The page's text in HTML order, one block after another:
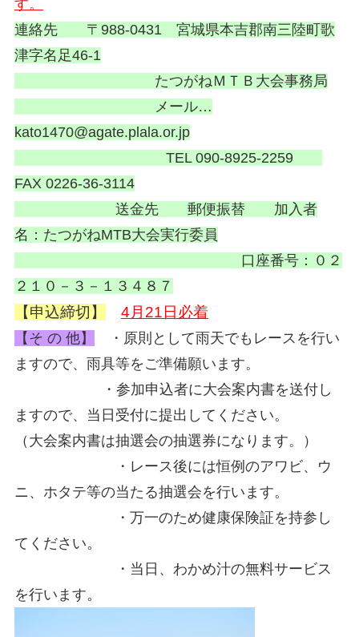
す。
連絡先 〒988-0431 宮城県本吉郡南三陸町歌
津字名足46-1
たつがねＭＴＢ大会事務局
メール…
kato1470@agate.plala.or.jp
TEL 090-8925-2259
FAX 0226-36-3114
送金先 郵便振替 加入者
名：たつがねMTB大会実行委員
口座番号：０２
２１０－３－１３４８７
【申込締切】 4月21日必着
【そ の 他】
・原則として雨天でもレースを行い
ますので、雨具等をご準備願います。
・参加申込者に大会案内書を送付し
ますので、当日受付に提出してください。
（大会案内書は抽選会の抽選券になります。）
・レース後には恒例のアワビ、ウ
ニ、ホタテ等の当たる抽選会を行います。
・万一のため健康保険証を持参し
てください。
・当日、わかめ汁の無料サービス
を行います。